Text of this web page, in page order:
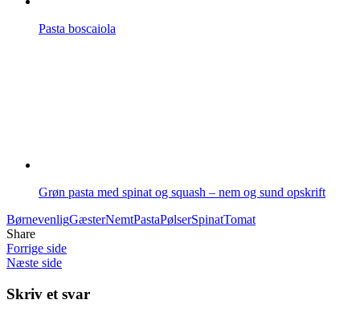
Pasta boscaiola
Grøn pasta med spinat og squash – nem og sund opskrift
BørnevenligGæsterNemtPastaPølserSpinatTomat
Share
Forrige side
Næste side
Skriv et svar